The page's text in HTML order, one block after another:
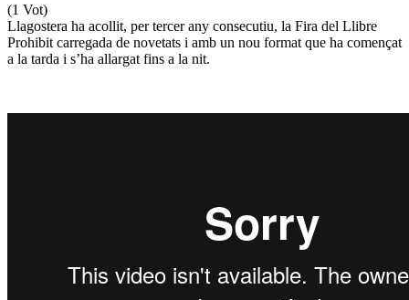
(1 Vot)
Llagostera ha acollit, per tercer any consecutiu, la Fira del Llibre
Prohibit carregada de novetats i amb un nou format que ha començat
a la tarda i s’ha allargat fins a la nit.